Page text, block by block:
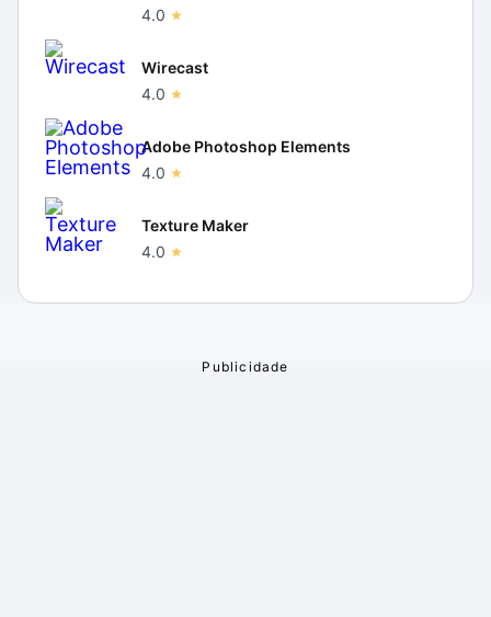
4.0
Wirecast
4.0
Adobe Photoshop Elements
4.0
Texture Maker
4.0